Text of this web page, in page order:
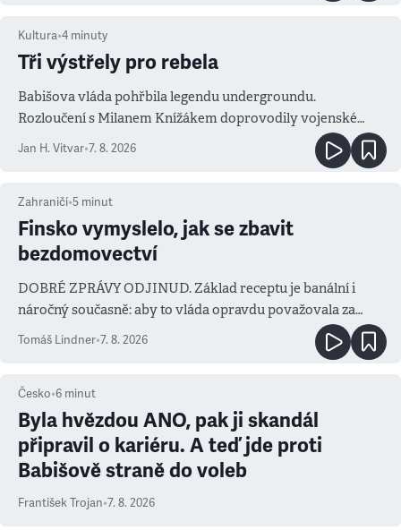
Kultura•4 minuty
Tři výstřely pro rebela
Babišova vláda pohřbila legendu undergroundu.
Rozloučení s Milanem Knížákem doprovodily vojenské
salvy i kritika pokrokářů
Jan H. Vitvar•7. 8. 2026
Zahraničí•5 minut
Finsko vymyslelo, jak se zbavit
bezdomovectví
DOBRÉ ZPRÁVY ODJINUD. Základ receptu je banální i
náročný současně: aby to vláda opravdu považovala za
prioritu
Tomáš Lindner•7. 8. 2026
Česko•6 minut
Byla hvězdou ANO, pak ji skandál
připravil o kariéru. A teď jde proti
Babišově straně do voleb
František Trojan•7. 8. 2026